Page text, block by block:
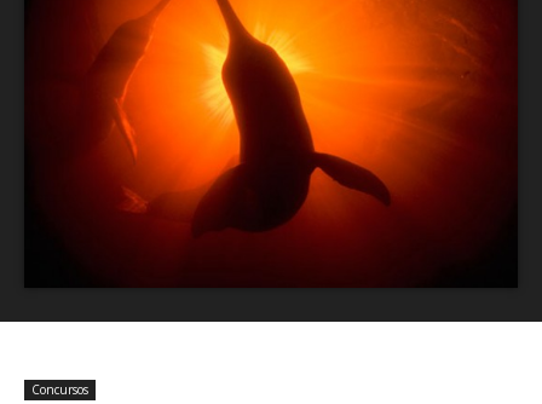
Concursos